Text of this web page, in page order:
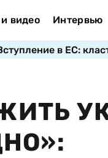
видео Интервью
в ЕС: